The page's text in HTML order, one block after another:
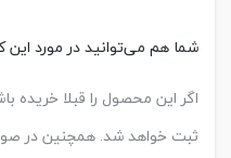
شما هم می‌توانید در مورد این
اگر این محصول را قبلا خریده
ثبت خواهد شد. همچنین در